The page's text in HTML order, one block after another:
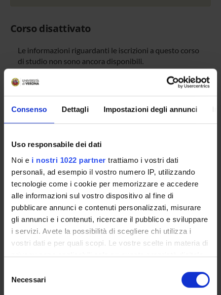
Consenso Dettagli Impostazioni degli annunci
Uso responsabile dei dati
Noi e i nostri 1022 partner trattiamo i vostri dati
personali, ad esempio il vostro numero IP, utilizzando
tecnologie come i cookie per memorizzare e accedere
alle informazioni sul vostro dispositivo al fine di
pubblicare annunci e contenuti personalizzati, misurare
gli annunci e i contenuti, ricercare il pubblico e sviluppare
i servizi. Avete la possibilità di scegliere chi utilizza i
vostri dati e per quali scopi. Le vostre scelte in materia di
privacy sono applicabili solo su questa proprietà digitale
modificare o revocare il proprio consenso in qualsiasi
momento dalla Dichiarazione sui cookie o facendo clic
delNecessari
Corso disattivato
Le informazioni riguardanti le iscrizioni a questo corso
di studio non sono ancora disponibili.
Come iscriversi
Insegnamenti
Piani didattici
Orario lezioni
Calendario esami
Bacheca avvisi
Proposte tesi e stage
Organi collegiali e di governo
Docenti
Gestione carriere
Agevolazioni economiche